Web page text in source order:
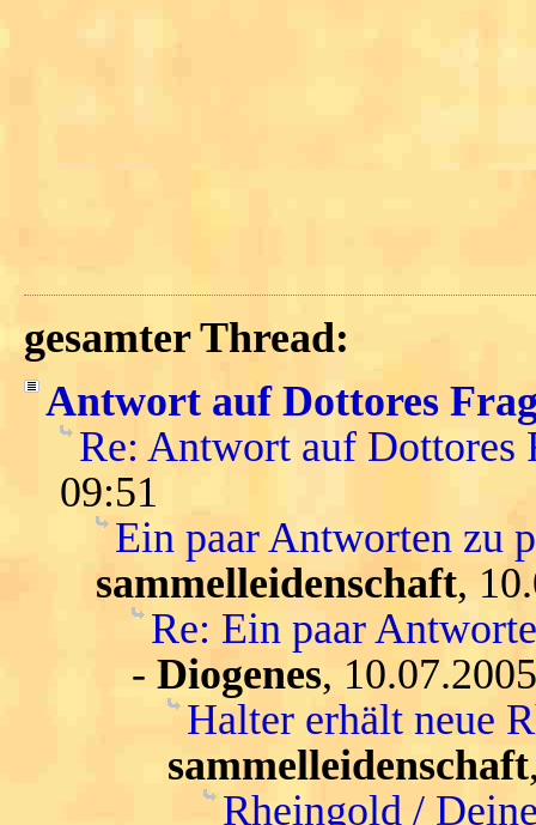
gesamter Thread:
Antwort auf Dottores
Re: Antwort auf Dottores
09:51
Ein paar Antworten zu
sammelleidenschaft,
Re: Ein paar
- Diogenes,
Halter erhält neue
sammelleidenschaft
Rheingold /